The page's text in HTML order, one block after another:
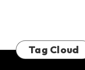
Tag Cloud